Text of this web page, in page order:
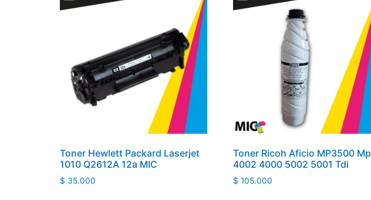
Toner Hewlett Packard Laserjet
1010 Q2612A 12a MIC
$ 35.000
Toner Ricoh Aficio MP3500 Mp
4002 4000 5002 5001 Tdi
$ 105.000